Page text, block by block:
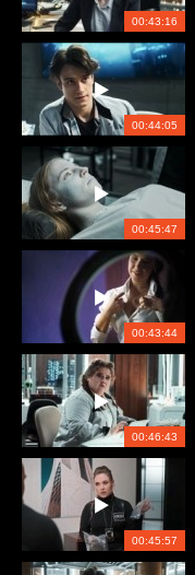
00:43:16
00:44:05
00:45:47
00:43:44
00:46:43
00:45:57